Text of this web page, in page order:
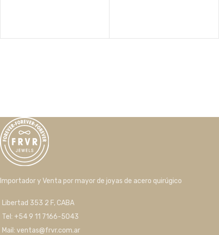
Importador y Venta por mayor de joyas de acero quirúgico
Libertad 353 2 F, CABA
Tel: +54 9 11 7166-5043
Mail: ventas@frvr.com.ar